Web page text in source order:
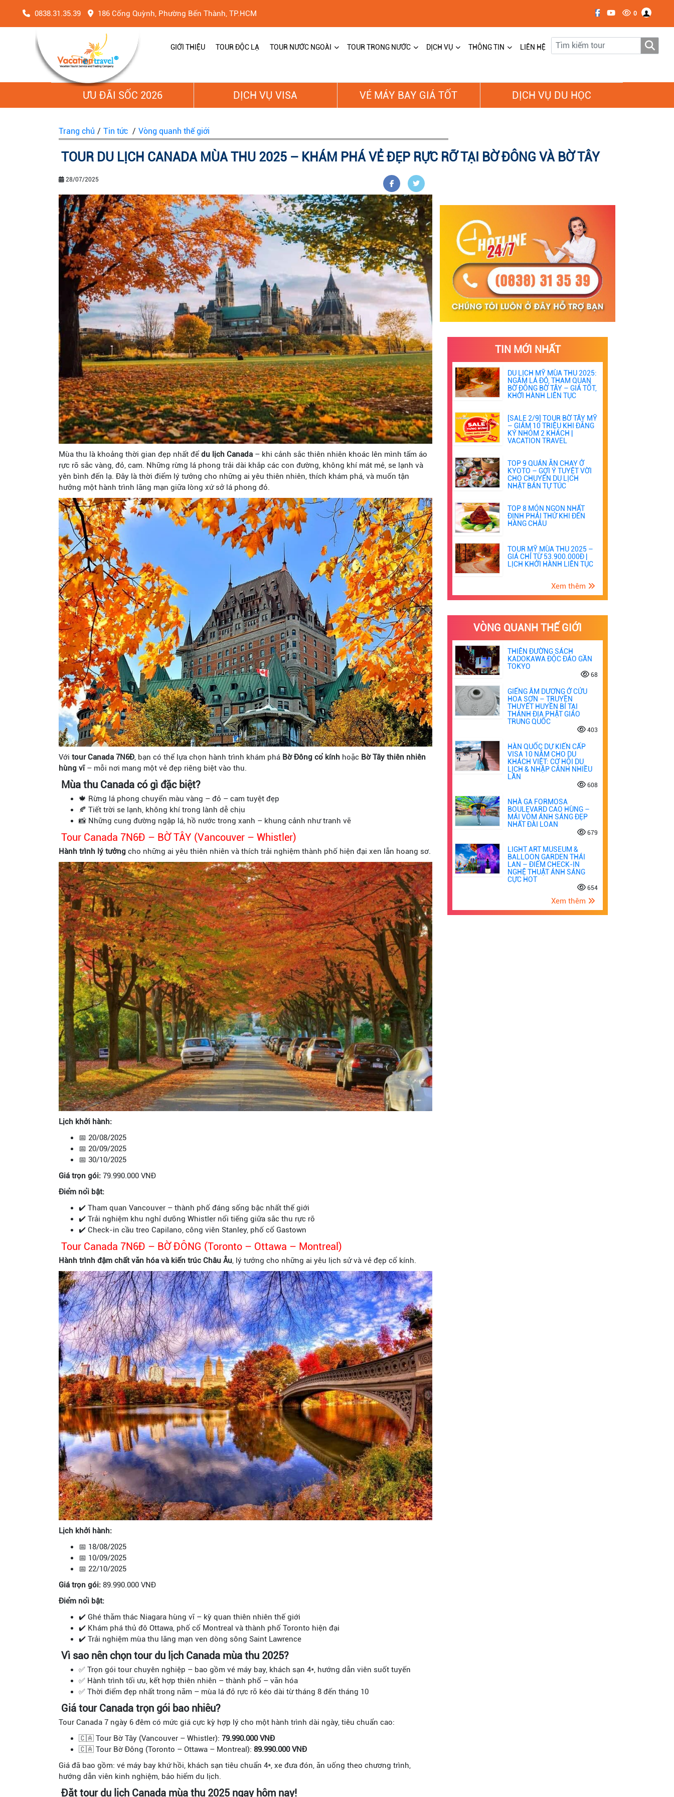
0838.31.35.39 186 Cống Quỳnh, Phường Bến Thành, TP.HCM 0
GIỚI THIỆU TOUR ĐỘC LẠ TOUR NƯỚC NGOÀI TOUR TRONG NƯỚC DỊCH VỤ THÔNG TIN LIÊN HỆ
ƯU ĐÃI SỐC 2026 DỊCH VỤ VISA VÉ MÁY BAY GIÁ TỐT DỊCH VỤ DU HỌC
Trang chủ / Tin tức / Vòng quanh thế giới
TOUR DU LỊCH CANADA MÙA THU 2025 – KHÁM PHÁ VẺ ĐẸP RỰC RỠ TẠI BỜ ĐÔNG VÀ BỜ TÂY
28/07/2025
Mùa thu là khoảng thời gian đẹp nhất đểdu lịch Canada – khi cảnh sắc thiên nhiên khoác lên mình tấm áo
rực rỡ sắc vàng, đỏ, cam. Những rừng lá phong trải dài khắp các con đường, không khí mát mẻ, se lạnh và
yên bình đến lạ. Đây là thời điểm lý tưởng cho những ai yêu thiên nhiên, thích khám phá, và muốn tận
hưởng một hành trình lãng mạn giữa lòng xứ sở lá phong đỏ.
Với tour Canada 7N6Đ, bạn có thể lựa chọn hành trình khám phá Bờ Đông cổ kính hoặc Bờ Tây thiên nhiên
hùng vĩ– mỗi nơi mang một vẻ đẹp riêng biệt vào thu.
Mùa thu Canada có gì đặc biệt?
🍁 Rừng lá phong chuyển màu vàng – đỏ – cam tuyệt đẹp
🍂 Tiết trời se lạnh, không khí trong lành dễ chịu
📸 Những cung đường ngập lá, hồ nước trong xanh – khung cảnh như tranh vẽ
Tour Canada 7N6Đ – BỜ TÂY (Vancouver – Whistler)
Hành trình lý tưởng cho những ai yêu thiên nhiên và thích trải nghiệm thành phố hiện đại xen lẫn hoang sơ.
Lịch khởi hành:
📅 20/08/2025
📅 20/09/2025
📅 30/10/2025
Giá trọn gói: 79.990.000 VNĐ
Điểm nổi bật:
✔️ Tham quan Vancouver – thành phố đáng sống bậc nhất thế giới
✔️ Trải nghiệm khu nghỉ dưỡng Whistler nổi tiếng giữa sắc thu rực rỡ
✔️ Check-in cầu treo Capilano, công viên Stanley, phố cổ Gastown
Tour Canada 7N6Đ – BỜ ĐÔNG (Toronto – Ottawa – Montreal)
Hành trình đậm chất văn hóa và kiến trúc Châu Âu, lý tưởng cho những ai yêu lịch sử và vẻ đẹp cổ kính.
Lịch khởi hành:
📅 18/08/2025
📅 10/09/2025
📅 22/10/2025
Giá trọn gói: 89.990.000 VNĐ
Điểm nổi bật:
✔️ Ghé thăm thác Niagara hùng vĩ – kỳ quan thiên nhiên thế giới
✔️ Khám phá thủ đô Ottawa, phố cổ Montreal và thành phố Toronto hiện đại
✔️ Trải nghiệm mùa thu lãng mạn ven dòng sông Saint Lawrence
Vì sao nên chọn tour du lịch Canada mùa thu 2025?
✅ Trọn gói tour chuyên nghiệp – bao gồm vé máy bay, khách sạn 4*, hướng dẫn viên suốt tuyến
✅ Hành trình tối ưu, kết hợp thiên nhiên – thành phố – văn hóa
✅ Thời điểm đẹp nhất trong năm – mùa lá đỏ rực rỡ kéo dài từ tháng 8 đến tháng 10
Giá tour Canada trọn gói bao nhiêu?
Tour Canada 7 ngày 6 đêm có mức giá cực kỳ hợp lý cho một hành trình dài ngày, tiêu chuẩn cao:
🇨🇦 Tour Bờ Tây (Vancouver – Whistler): 79.990.000 VNĐ
🇨🇦 Tour Bờ Đông (Toronto – Ottawa – Montreal): 89.990.000 VNĐ
Giá đã bao gồm: vé máy bay khứ hồi, khách sạn tiêu chuẩn 4*, xe đưa đón, ăn uống theo chương trình,
hướng dẫn viên kinh nghiệm, bảo hiểm du lịch.
Đặt tour du lịch Canada mùa thu 2025 ngay hôm nay!
TIN MỚI NHẤT
DU LỊCH MỸ MÙA THU 2025:
NGẮM LÁ ĐỎ, THAM QUAN
BỜ ĐÔNG BỜ TÂY – GIÁ TỐT,
KHỞI HÀNH LIÊN TỤC
[SALE 2/9] TOUR BỜ TÂY MỸ
– GIẢM 10 TRIỆU KHI ĐĂNG
KÝ NHÓM 2 KHÁCH |
VACATION TRAVEL
TOP 9 QUÁN ĂN CHAY Ở
KYOTO – GỢI Ý TUYỆT VỜI
CHO CHUYẾN DU LỊCH
NHẬT BẢN TỰ TÚC
TOP 8 MÓN NGON NHẤT
ĐỊNH PHẢI THỬ KHI ĐẾN
HÀNG CHÂU
TOUR MỸ MÙA THU 2025 –
GIÁ CHỈ TỪ 53.900.000Đ |
LỊCH KHỞI HÀNH LIÊN TỤC
Xem thêm
VÒNG QUANH THẾ GIỚI
THIÊN ĐƯỜNG SÁCH
KADOKAWA ĐỘC ĐÁO GẦN
TOKYO
68
GIẾNG ÂM DƯƠNG Ở CỬU
HOA SƠN – TRUYỀN
THUYẾT HUYỀN BÍ TẠI
THÁNH ĐỊA PHẬT GIÁO
TRUNG QUỐC
403
HÀN QUỐC DỰ KIẾN CẤP
VISA 10 NĂM CHO DU
KHÁCH VIỆT: CƠ HỘI DU
LỊCH & NHẬP CẢNH NHIỀU
LẦN
608
NHÀ GA FORMOSA
BOULEVARD CAO HÙNG –
MÁI VÒM ÁNH SÁNG ĐẸP
NHẤT ĐÀI LOAN
679
LIGHT ART MUSEUM &
BALLOON GARDEN THÁI
LAN – ĐIỂM CHECK-IN
NGHỆ THUẬT ÁNH SÁNG
CỰC HOT
654
Xem thêm